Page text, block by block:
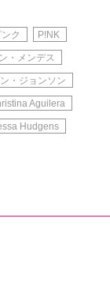
ンク P!NK
・メンデス
・ジョンソン
Aguilera
Hudgens